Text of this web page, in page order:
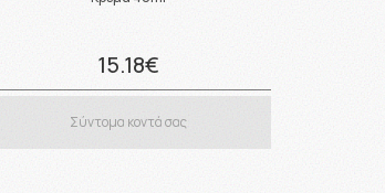
15.18€
Σύντομα κοντά σας